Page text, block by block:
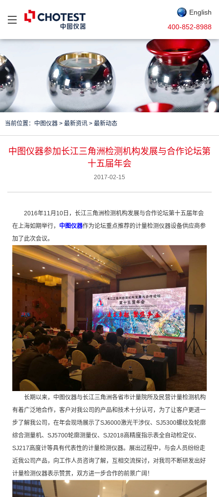
English
400-852-8988
当前位置： 中图仪器 > 最新资讯 > 最新动态
中图仪器参加长江三角洲检测机构发展与合作论坛第
十五届年会
2017-02-15
2016年11月10日，长江三角洲检测机构发展与合作论坛第十五届年会
在上海如期举行， 中图仪器作为论坛重点推荐的计量检测仪器设备供应商参
加了此次会议。
长期以来，中图仪器与长江三角洲各省市计量院所及民营计量检测机构
有着广泛地合作，客户对我公司的产品和技术十分认可，为了让客户更进一
步了解我公司，在年会现场展示了SJ6000激光干涉仪、SJ5300螺纹及轮廓
综合测量机、SJ5700轮廓测量仪、SJ2018高精度指示表全自动检定仪、
SJ217高度计等具有代表性的计量检测仪器。展出过程中，与会人员纷纷走
近我公司产品，向工作人员咨询了解，互相交流探讨，对我司不断研发出好
计量检测仪器表示赞赏，双方进一步合作的前景广阔！